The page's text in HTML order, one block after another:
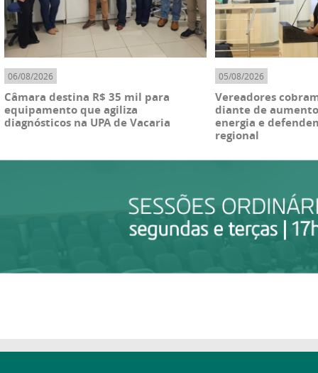
06/08/2026
Câmara destina R$ 35 mil para
equipamento que agiliza
diagnósticos na UPA de Vacaria
05/08/2026
Vereadores
diante de
energia e
regional